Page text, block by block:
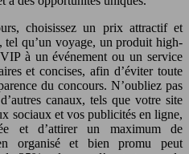
choisissez un prix attractif et
qu’un voyage, un produit high-
à un événement ou un service
et concises, afin d’éviter toute
du concours. N’oubliez pas
canaux, tels que votre site
sociaux et vos publicités en ligne,
et d’attirer un maximum de
organisé et bien promu peut